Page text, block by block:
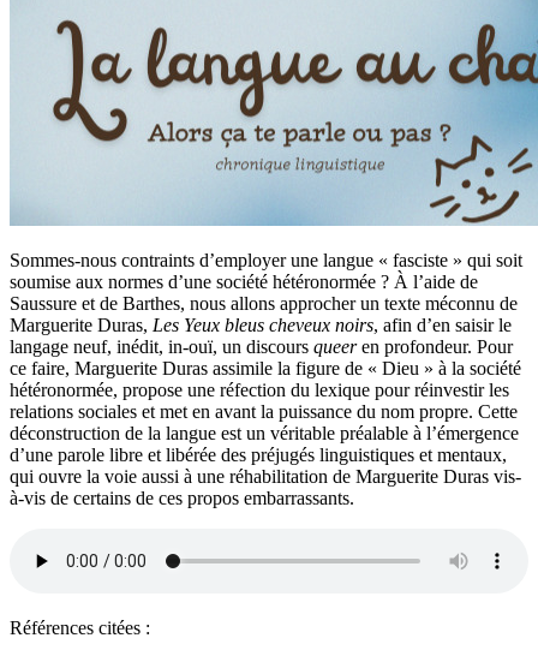
Sommes-nous contraints d’employer une langue « fasciste » qui soit
soumise aux normes d’une société hétéronormée ? À l’aide de
Saussure et de Barthes, nous allons approcher un texte méconnu de
Marguerite Duras, Les Yeux bleus cheveux noirs, afin d’en saisir le
langage neuf, inédit, in-ouï, un discours queeren profondeur. Pour
ce faire, Marguerite Duras assimile la figure de « Dieu » à la société
hétéronormée, propose une réfection du lexique pour réinvestir les
relations sociales et met en avant la puissance du nom propre. Cette
déconstruction de la langue est un véritable préalable à l’émergence
d’une parole libre et libérée des préjugés linguistiques et mentaux,
qui ouvre la voie aussi à une réhabilitation de Marguerite Duras vis-
à-vis de certains de ces propos embarrassants.
Références citées :